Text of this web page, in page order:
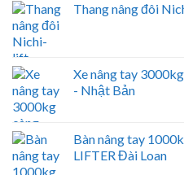
Thang nâng đôi
Xe nâng tay
- Nhật Bản
Bàn nâng tay
LIFTER Đài Loan